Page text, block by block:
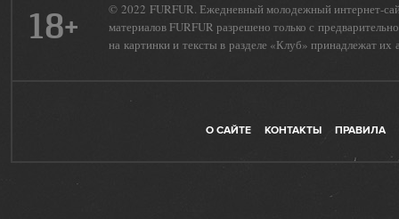
18+
© 2022 FURFUR. Ежедневный молодежный интернет-
материалов FURFUR разрешено только с
на картинки и тексты в разделе «Клуб» принадлежат их
О САЙТЕ КОНТАКТЫ ПРАВИЛА